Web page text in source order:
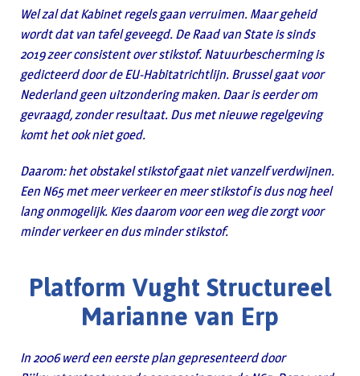
Wel zal dat Kabinet regels gaan verruimen. Maar geheid
wordt dat van tafel geveegd. De Raad van State is sinds
2019 zeer consistent over stikstof. Natuurbescherming is
gedicteerd door de EU-Habitatrichtlijn. Brussel gaat voor
Nederland geen uitzondering maken. Daar is eerder om
gevraagd, zonder resultaat. Dus met nieuwe regelgeving
komt het ook niet goed.
Daarom: het obstakel stikstof gaat niet vanzelf verdwijnen.
Een N65 met meer verkeer en meer stikstof is dus nog heel
lang onmogelijk. Kies daarom voor een weg die zorgt voor
minder verkeer en dus minder stikstof.
Platform Vught Structureel
Marianne van Erp
In 2006 werd een eerste plan gepresenteerd door